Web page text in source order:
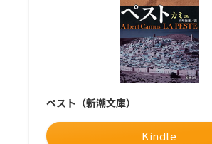
ペスト（新潮文庫）
Kindle